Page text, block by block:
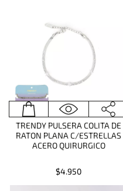
TRENDY PULSERA COLITA DE
RATON PLANA C/ESTRELLAS
ACERO QUIRURGICO
$4.950